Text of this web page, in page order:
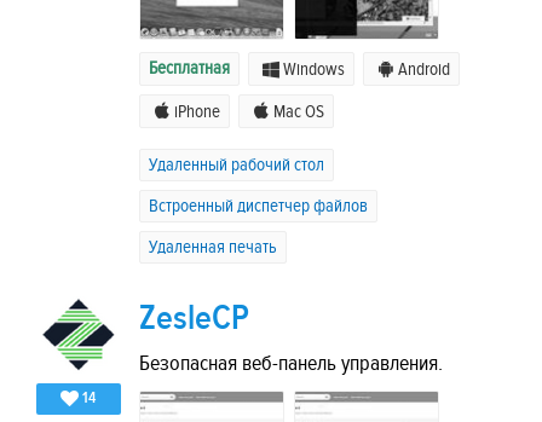
Бесплатная Windows Android
iPhone Mac OS
Удаленный рабочий стол
Встроенный диспетчер файлов
Удаленная печать
14
ZesleCP
Безопасная веб-панель управления.